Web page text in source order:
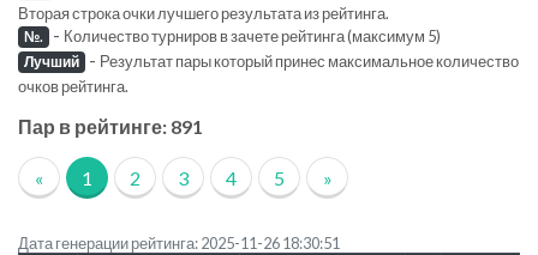
Вторая строка очки лучшего результата из рейтинга.
№. - Количество турниров в зачете рейтинга (максимум 5)
Лучший - Результат пары который принес максимальное количество
очков рейтинга.
Пар в рейтинге: 891
« 1 2 3 4 5 »
Дата генерации рейтинга: 2025-11-26 18:30:51